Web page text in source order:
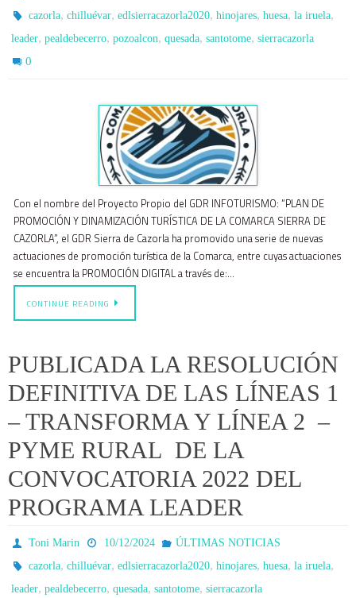
cazorla,chilluévar,edlsierracazorla2020,hinojares,huesa,la iruela,
leader, pealdebecerro, pozoalcon, quesada, santotome, sierracazorla
0
Con el nombre del Proyecto Propio del GDR INFOTURISMO: “PLAN DE
PROMOCIÓN Y DINAMIZACIÓN TURÍSTICA DE LA COMARCA SIERRA DE
CAZORLA”, el GDR Sierra de Cazorla ha promovido una serie de nuevas
actuaciones de promoción turística de la Comarca, entre cuyas actuaciones
se encuentra la PROMOCIÓN DIGITAL a través de:…
CONTINUE READING
PUBLICADA LA RESOLUCIÓN
DEFINITIVA DE LAS LÍNEAS 1
– TRANSFORMA Y LÍNEA 2 –
PYME RURAL DE LA
CONVOCATORIA 2022 DEL
PROGRAMA LEADER
Toni Marin 10/12/2024
ÚLTIMAS NOTICIAS
cazorla,chilluévar,edlsierracazorla2020,hinojares,huesa,la iruela,
leader, pealdebecerro, quesada, santotome, sierracazorla